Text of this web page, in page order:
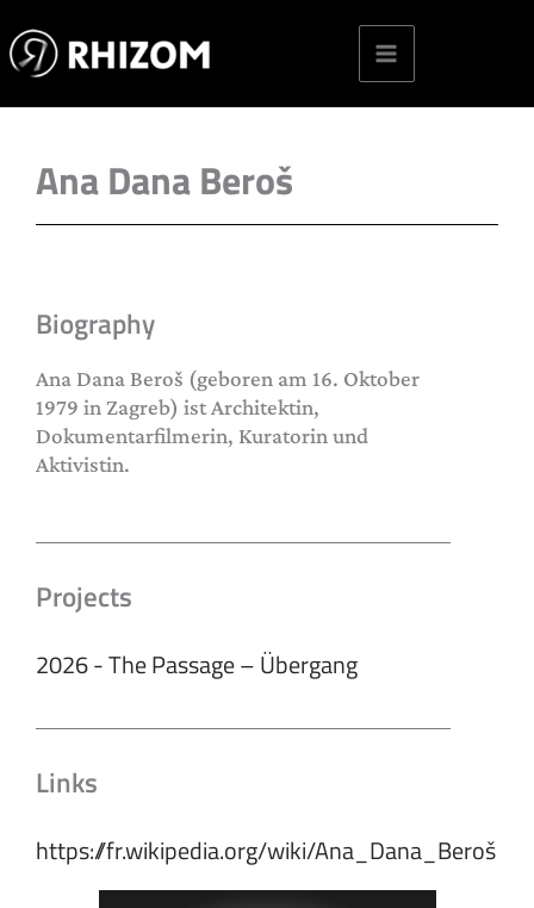
to
content
Ana Dana Beroš
Biography
Ana Dana Beroš (geboren am 16. Oktober
1979 in Zagreb) ist Architektin,
Dokumentarfilmerin, Kuratorin und
Aktivistin.
Projects
2026 - The Passage – Übergang
Links
https://fr.wikipedia.org/wiki/Ana_Dana_Beroš